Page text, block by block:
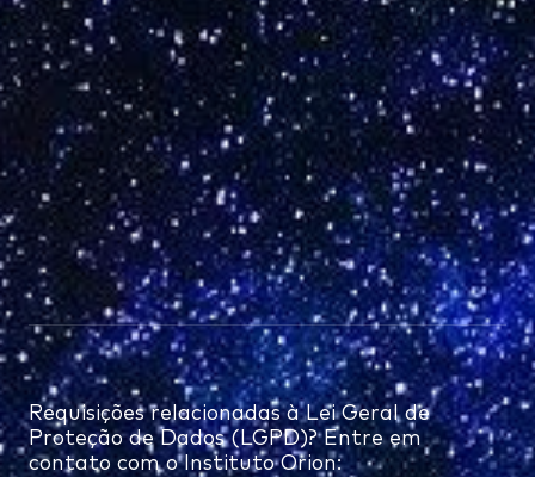
Requisições relacionadas à Lei Geral de
Proteção de Dados (LGPD)? Entre em
contato com o Instituto Orion: